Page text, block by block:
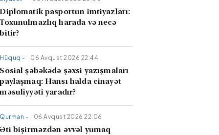
Diplomatik pasportun imtiyazları:
Toxunulmazlıq harada və necə
bitir?
Hüquq - 06 Avqust 2026 22:44
Sosial şəbəkədə şəxsi yazışmaları
paylaşmaq: Hansı halda cinayət
məsuliyyəti yaradır?
Qurman - 06 Avqust 2026 22:06
Əti bişirməzdən əvvəl yumaq